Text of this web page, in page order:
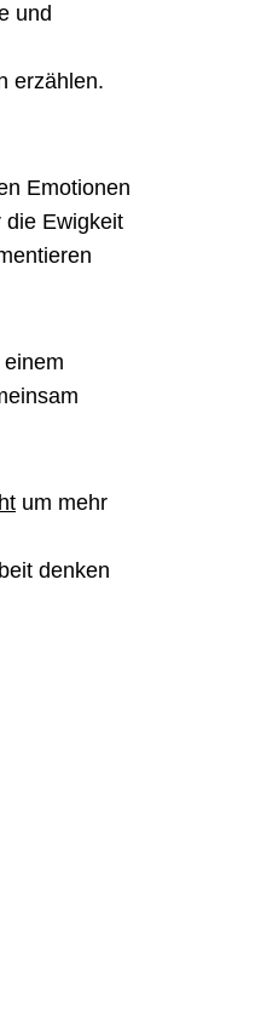
und
erzählen.
Emotionen
die Ewigkeit
um mehr
denken